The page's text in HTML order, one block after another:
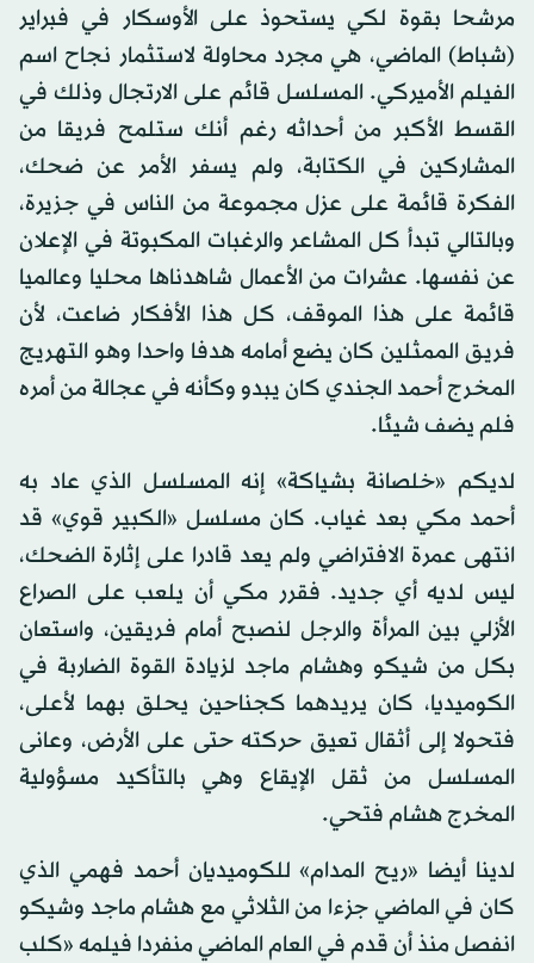
مرشحا بقوة لكي يستحوذ على الأوسكار في فبراير
(شباط) الماضي، هي مجرد محاولة لاستثمار نجاح اسم
الفيلم الأميركي. المسلسل قائم على الارتجال وذلك في
القسط الأكبر من أحداثه رغم أنك ستلمح فريقا من
المشاركين في الكتابة، ولم يسفر الأمر عن ضحك،
الفكرة قائمة على عزل مجموعة من الناس في جزيرة،
وبالتالي تبدأ كل المشاعر والرغبات المكبوتة في الإعلان
عن نفسها. عشرات من الأعمال شاهدناها محليا وعالميا
قائمة على هذا الموقف، كل هذا الأفكار ضاعت، لأن
فريق الممثلين كان يضع أمامه هدفا واحدا وهو التهريج
المخرج أحمد الجندي كان يبدو وكأنه في عجالة من أمره
فلم يضف شيئا.
لديكم «خلصانة بشياكة» إنه المسلسل الذي عاد به
أحمد مكي بعد غياب. كان مسلسل «الكبير قوي» قد
انتهى عمرة الافتراضي ولم يعد قادرا على إثارة الضحك،
ليس لديه أي جديد. فقرر مكي أن يلعب على الصراع
الأزلي بين المرأة والرجل لنصبح أمام فريقين، واستعان
بكل من شيكو وهشام ماجد لزيادة القوة الضاربة في
الكوميديا، كان يريدهما كجناحين يحلق بهما لأعلى،
فتحولا إلى أثقال تعيق حركته حتى على الأرض، وعانى
المسلسل من ثقل الإيقاع وهي بالتأكيد مسؤولية
المخرج هشام فتحي.
لدينا أيضا «ريح المدام» للكوميديان أحمد فهمي الذي
كان في الماضي جزءا من الثلاثي مع هشام ماجد وشيكو
انفصل منذ أن قدم في العام الماضي منفردا فيلمه «كلب